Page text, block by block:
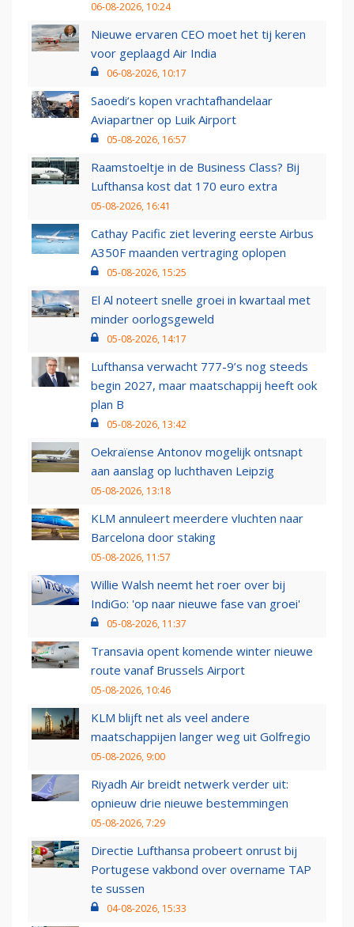
06-08-2026, 10:24
Nieuwe ervaren CEO moet het tij keren
voor geplaagd Air India
06-08-2026, 10:17
Saoedi’s kopen vrachtafhandelaar
Aviapartner op Luik Airport
05-08-2026, 16:57
Raamstoeltje in de Business Class? Bij
Lufthansa kost dat 170 euro extra
05-08-2026, 16:41
Cathay Pacific ziet levering eerste Airbus
A350F maanden vertraging oplopen
05-08-2026, 15:25
El Al noteert snelle groei in kwartaal met
minder oorlogsgeweld
05-08-2026, 14:17
Lufthansa verwacht 777-9’s nog steeds
begin 2027, maar maatschappij heeft ook
plan B
05-08-2026, 13:42
Oekraïense Antonov mogelijk ontsnapt
aan aanslag op luchthaven Leipzig
05-08-2026, 13:18
KLM annuleert meerdere vluchten naar
Barcelona door staking
05-08-2026, 11:57
Willie Walsh neemt het roer over bij
IndiGo: 'op naar nieuwe fase van groei'
05-08-2026, 11:37
Transavia opent komende winter nieuwe
route vanaf Brussels Airport
05-08-2026, 10:46
KLM blijft net als veel andere
maatschappijen langer weg uit Golfregio
05-08-2026, 9:00
Riyadh Air breidt netwerk verder uit:
opnieuw drie nieuwe bestemmingen
05-08-2026, 7:29
Directie Lufthansa probeert onrust bij
Portugese vakbond over overname TAP
te sussen
04-08-2026, 15:33